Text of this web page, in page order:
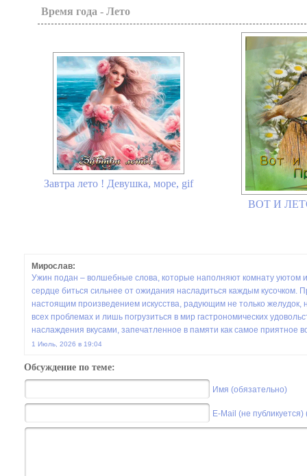
Время года - Лето
Завтра лето ! Девушка, море, gif
ВОТ И
Мирослав:
Ужин подан – волшебные слова, которые наполняют комнату уютом
сердце биться сильнее от ожидания насладиться каждым кусочком.
настоящим произведением искусства, радующим не только
всех проблемах и лишь погрузиться в мир гастрономических
наслаждения вкусами, запечатленное в памяти как самое приятное
1 Июль, 2026 в 19:04
Обсуждение по теме:
Имя (обязательно)
E-Mail (не